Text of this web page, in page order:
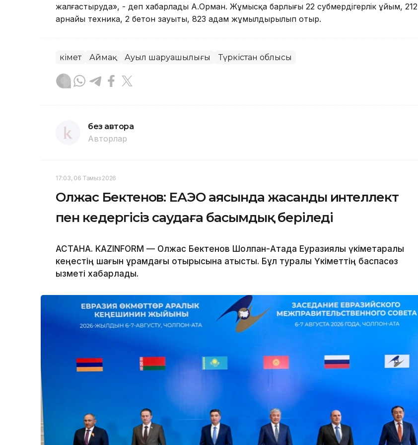
жалғастыруда», - деп хабарлады А.Орман. Жұмысқа барлығы 22 субмердігерлік ұйым, 212
арнайы техника, 2 бетон зауыты, 823 адам жұмылдырылып отыр.
Үкімет Аймақ Ауыл шаруашылығы Түркістан облысы
без автора
Авторлар
17:03, 06 Тамыз 2026
Олжас Бектенов: ЕАЭО аясында жасанды интеллект
пен кедергісіз саудаға басымдық беріледі
АСТАНА. KAZINFORM — Олжас Бектенов Шолпан-Атада Еуразиялық үкіметаралық
кеңестің шағын құрамдағы отырысына қатысты. Бұл туралы Үкіметтің баспасөз
қызметі хабарлады.